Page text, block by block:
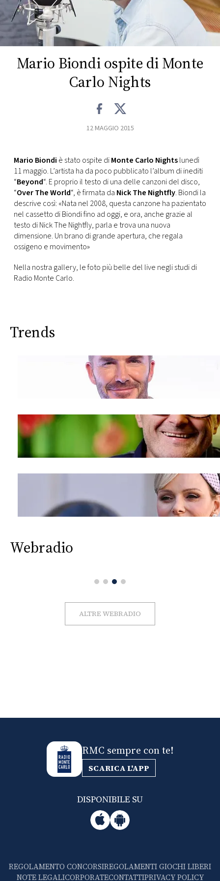
FOTO
CONCORSI
PRINCIPATO
DI
MONACO
RMC
CONSIGLIA
Mario Biondi ospite di Monte
Carlo Nights
12 MAGGIO 2015
Mario Biondi è stato ospite diMonte Carlo Nightslunedì
11 maggio. L’artista ha da poco pubblicato l’album di inediti
“Beyond“. E proprio il testo di una delle canzoni del disco,
“Over The World“, è firmata da Nick The Nightfly. Biondi la
descrive così: «Nata nel 2008, questa canzone ha pazientato
nel cassetto di Biondi fino ad oggi, e ora, anche grazie al
testo di Nick The Nightfly, parla e trova una nuova
dimensione. Un brano di grande apertura, che regala
ossigeno e movimento»
Nella nostra gallery, le foto più belle del live negli studi di
Radio Monte Carlo.
Trends
Webradio
ALTRE WEBRADIO
RMC sempre con te!
SCARICA L'APP
DISPONIBILE SU
REGOLAMENTO CONCORSIREGOLAMENTI GIOCHI LIBERI
NOTE LEGALICORPORATECONTATTIPRIVACY POLICY